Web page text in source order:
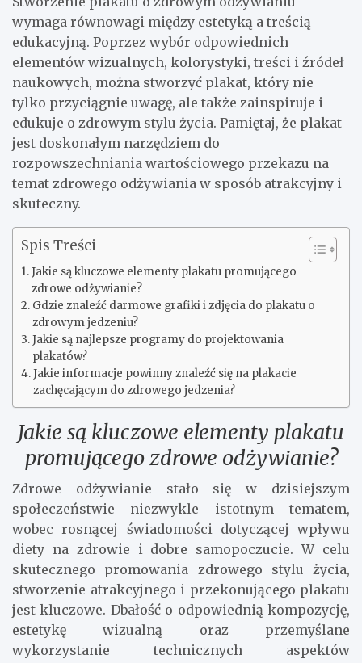
wymaga równowagi między estetyką a treścią
edukacyjną. Poprzez wybór odpowiednich
elementów wizualnych, kolorystyki, treści i źródeł
naukowych, można stworzyć plakat, który nie
tylko przyciągnie uwagę, ale także zainspiruje i
edukuje o zdrowym stylu życia. Pamiętaj, że plakat
jest doskonałym narzędziem do
rozpowszechniania wartościowego przekazu na
temat zdrowego odżywiania w sposób atrakcyjny i
skuteczny.
Spis Treści
Jakie są kluczowe elementy plakatu promującego
zdrowe odżywianie?
Gdzie znaleźć darmowe grafiki i zdjęcia do plakatu o
zdrowym jedzeniu?
Jakie są najlepsze programy do projektowania
plakatów?
Jakie informacje powinny znaleźć się na plakacie
zachęcającym do zdrowego jedzenia?
Jakie są kluczowe elementy plakatu
promującego zdrowe odżywianie?
Zdrowe odżywianie stało się w dzisiejszym
społeczeństwie niezwykle istotnym tematem,
wobec rosnącej świadomości dotyczącej wpływu
diety na zdrowie i dobre samopoczucie. W celu
skutecznego promowania zdrowego stylu życia,
stworzenie atrakcyjnego i przekonującego plakatu
jest kluczowe. Dbałość o odpowiednią kompozycję,
estetykę wizualną oraz przemyślane
wykorzystanie technicznych aspektów